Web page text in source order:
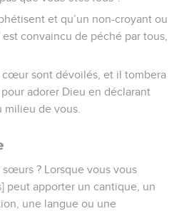
et qu’un non-croyant ou
convaincu de péché par tous,
cœur sont dévoilés, et il tombera
adorer Dieu en déclarant
de vous.
? Lorsque vous vous
peut apporter un cantique, un
une langue ou une